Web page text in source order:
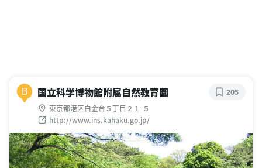
B 国立科学博物館附属自然教育園
東京都港区白金台５丁目２１-５
http://www.ins.kahaku.go.jp/
205